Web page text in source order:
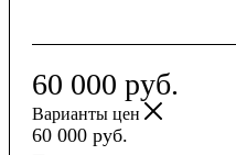
60 000 руб.
Варианты цен
60 000 руб.